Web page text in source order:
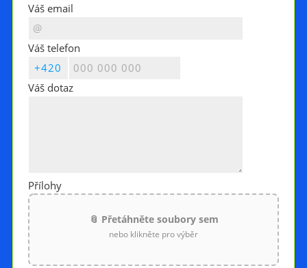
Váš email
Váš telefon
Váš dotaz
Přílohy
📎 Přetáhněte soubory sem
nebo klikněte pro výběr